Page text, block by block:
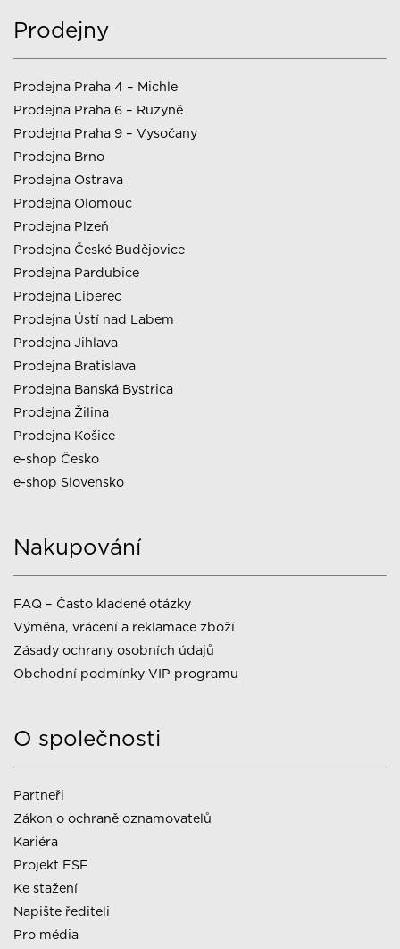
Prodejny
Prodejna Praha 4 – Michle
Prodejna Praha 6 – Ruzyně
Prodejna Praha 9 – Vysočany
Prodejna Brno
Prodejna Ostrava
Prodejna Olomouc
Prodejna Plzeň
Prodejna České Budějovice
Prodejna Pardubice
Prodejna Liberec
Prodejna Ústí nad Labem
Prodejna Jihlava
Prodejna Bratislava
Prodejna Banská Bystrica
Prodejna Žilina
Prodejna Košice
e-shop Česko
e-shop Slovensko
Nakupování
FAQ – Často kladené otázky
Výměna, vrácení a reklamace zboží
Zásady ochrany osobních údajů
Obchodní podmínky VIP programu
O společnosti
Partneři
Zákon o ochraně oznamovatelů
Kariéra
Projekt ESF
Ke stažení
Napište řediteli
Pro média